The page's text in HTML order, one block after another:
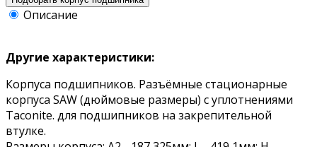
Описание
Другие характеристики:
Корпуса подшипников. Разъёмные стационарные
корпуса SAW (дюймовые размеры) с уплотнениями
Taconite. для подшипников на закрепительной
втулке.